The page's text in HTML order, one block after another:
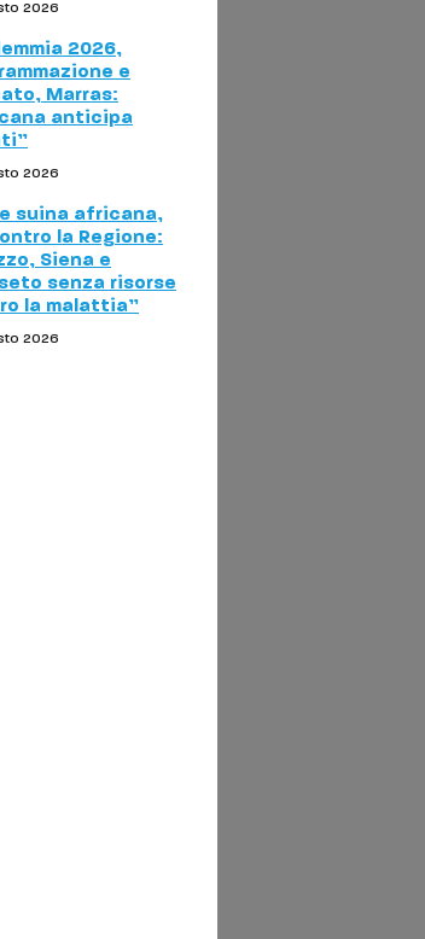
2026
2026,
e
Marras:
anticipa
2026
suina africana,
la Regione:
Siena e
senza risorse
la malattia”
2026